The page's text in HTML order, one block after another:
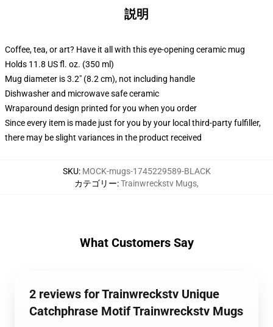
説明
Coffee, tea, or art? Have it all with this eye-opening ceramic mug
Holds 11.8 US fl. oz. (350 ml)
Mug diameter is 3.2" (8.2 cm), not including handle
Dishwasher and microwave safe ceramic
Wraparound design printed for you when you order
Since every item is made just for you by your local third-party fulfiller,
there may be slight variances in the product received
SKU: MOCK-mugs-1745229589-BLACK
カテゴリー:Trainwreckstv Mugs,
What Customers Say
2 reviews for Trainwreckstv Unique
Catchphrase Motif Trainwreckstv Mugs